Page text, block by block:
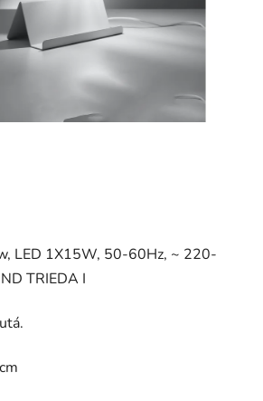
LED 1X15W, 50-60Hz, ~ 220-
TRIEDA I